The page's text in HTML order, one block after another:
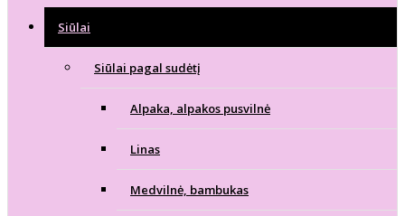
Siūlai
Siūlai pagal sudėtį
Alpaka, alpakos pusvilnė
Linas
Medvilnė, bambukas